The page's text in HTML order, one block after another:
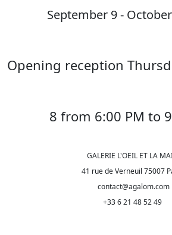
September 9 -
Opening reception
8 from 6:00 PM to
GALERIE L'OEIL ET LA
41 rue de Verneuil 75007
contact@agalom.com
+33 6 21 48 52 49